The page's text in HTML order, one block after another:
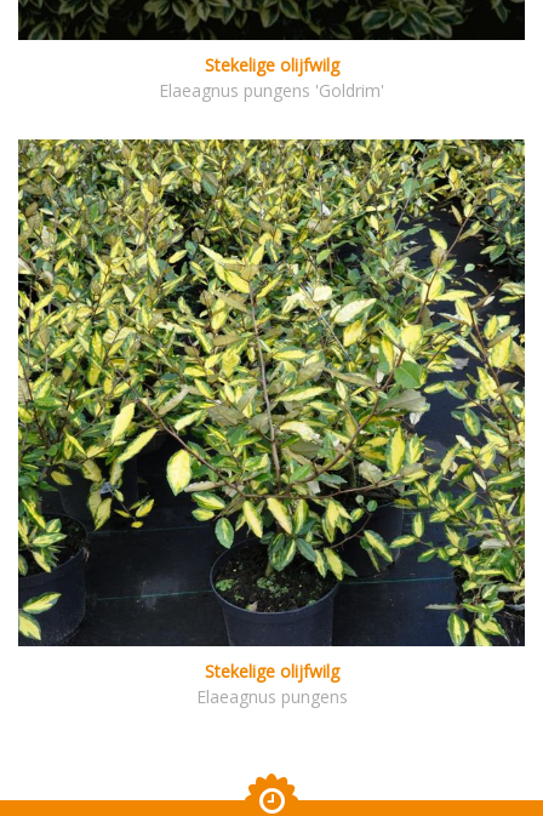
Stekelige olijfwilg
Elaeagnus pungens 'Goldrim'
Stekelige olijfwilg
Elaeagnus pungens